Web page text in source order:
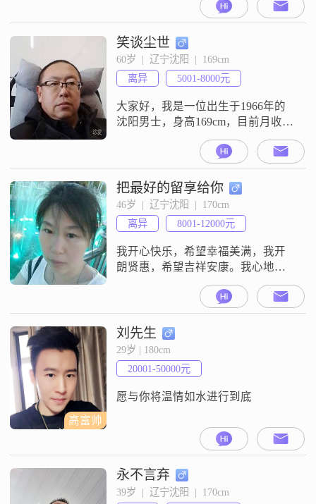
是大专##3002##我性格稳重可靠，
外向健谈，喜欢与人交流，分享生
活中的点滴##3002##我有很强的责
任感，无论是对工作还是对生活，
都会尽力去做好每一件事##3002##
我平时喜欢一些简单的小确幸，比
如和朋友
笑谈尘世
60岁  |  辽宁沈阳  |  169cm
离异
5001-8000元
大家好，我是一位出生于1966年的
沈阳男士，身高169cm，目前月收入
在5001到8000元之间##3002##我拥
有大专学历，在工作中我一直保持
着稳重可靠的态度，也养成了随和
易相处的性格##3002##在生活中，
我特别注重健康养生，每天都会进
行一些适量的运动，比如跑步，这
已经成为我多年的习惯##3002##我
还很喜欢
把最好的留享给你
46岁  |  辽宁沈阳  |  170cm
离异
8001-12000元
我开心快乐，希望幸福美满，我开
朗贤惠，希望吉祥安康。我心地善
良，希望与你相知相往····
高富帅
刘先生
29岁 | 180cm
20001-50000元
愿与你将温情如水进行到底
永不言弃
39岁  |  辽宁沈阳  |  170cm